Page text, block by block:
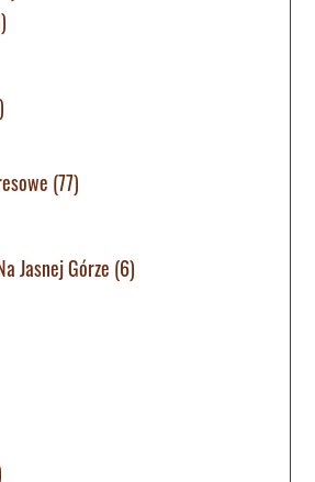
(77)
Jasnej Górze (6)